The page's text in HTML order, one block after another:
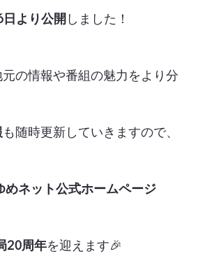
より公開しました！
の情報や番組の魅力をより分
も随時更新していきますので、
めネット公式ホームページ
20周年を迎えます🎉